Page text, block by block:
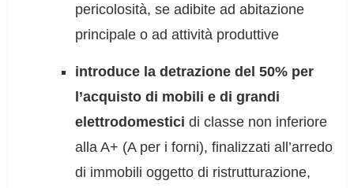
pericolosità, se adibite ad abitazione
principale o ad attività produttive
introduce la detrazione del 50% per
l’acquisto di mobili e di grandi
elettrodomestici di classe non inferiore
alla A+ (A per i forni), finalizzati all’arredo
di immobili oggetto di ristrutturazione,